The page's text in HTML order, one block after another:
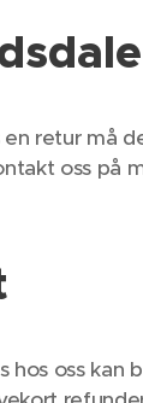
en retur må
oss på
hos oss